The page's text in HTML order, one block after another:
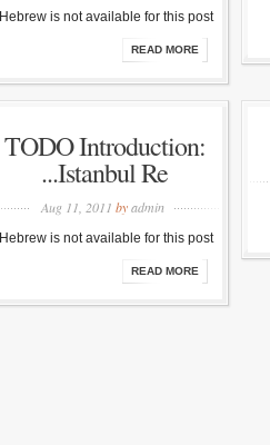
Hebrew is not available for this post.
READ MORE
TODO Introduction:
Istanbul Re...
Aug 11, 2011 by admin
Hebrew is not available for this post.
READ MORE